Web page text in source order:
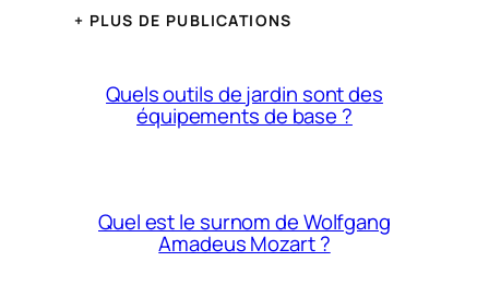
+ PLUS DE PUBLICATIONS
Quels outils de jardin sont des
équipements de base ?
Quel est le surnom de Wolfgang
Amadeus Mozart ?